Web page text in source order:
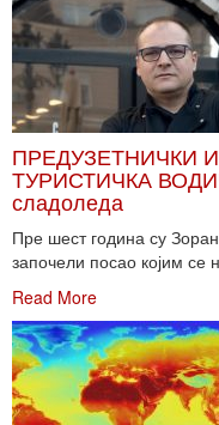
ПРЕДУЗЕТНИЧКИ
ТУРИСТИЧКА
сладоледа
Пре шест година су
започели посао којим се
Read More